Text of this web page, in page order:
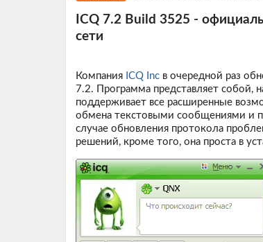
ICQ 7.2 Build 3525 -
сети
Компания ICQ Incв очередной раз
7.2. Программа представляет собой,
поддерживает все расширенные
обмена текстовыми сообщениями и
случае обновления протокола
решений, кроме того, она проста в